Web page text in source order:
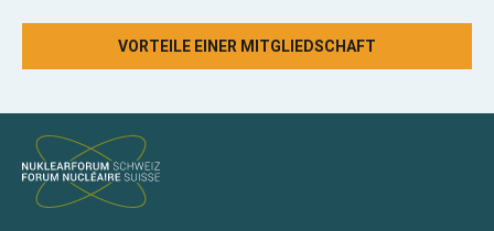
VORTEILE EINER MITGLIEDSCHAFT